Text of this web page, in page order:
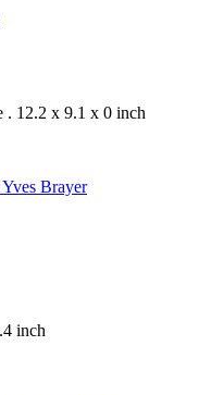
. 12.2 x 9.1 x 0 inch
inch